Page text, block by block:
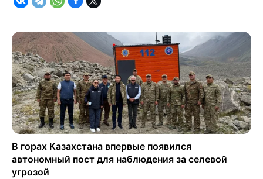
В горах Казахстана впервые появился
автономный пост для наблюдения за селевой
угрозой